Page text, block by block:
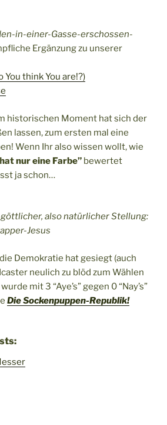
in-einer-Gasse-erschossen-
Ergänzung zu unserer
You think You are!?)
historischen Moment hat sich der
lassen, zum ersten mal eine
Wenn Ihr also wissen wollt, wie
nur eine Farbe” bewertet
ja schon…
also natürlicher Stellung:
Jesus
Demokratie hat gesiegt (auch
neulich zu blöd zum Wählen
mit 3 “Aye’s” gegen 0 “Nay’s”
Die Sockenpuppen-Republik!